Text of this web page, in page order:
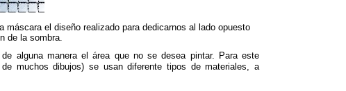
máscara el diseño realizado para dedicarnos al lado opuesto
de la sombra.
alguna manera el área que no se desea pintar. Para este
muchos dibujos) se usan diferente tipos de materiales, a